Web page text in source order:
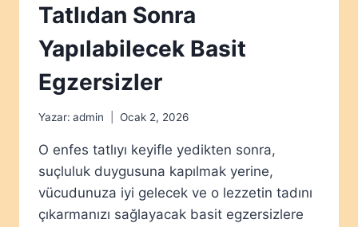
Tatlıdan Sonra
Yapılabilecek Basit
Egzersizler
Yazar: admin Ocak 2, 2026
O enfes tatlıyı keyifle yedikten sonra,
suçluluk duygusuna kapılmak yerine,
vücudunuza iyi gelecek ve o lezzetin tadını
çıkarmanızı sağlayacak basit egzersizlere